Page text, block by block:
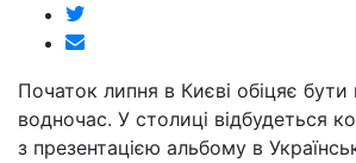
Початок липня в Києві обіцяє
водночас. У столиці відбудеться
з презентацією альбому в